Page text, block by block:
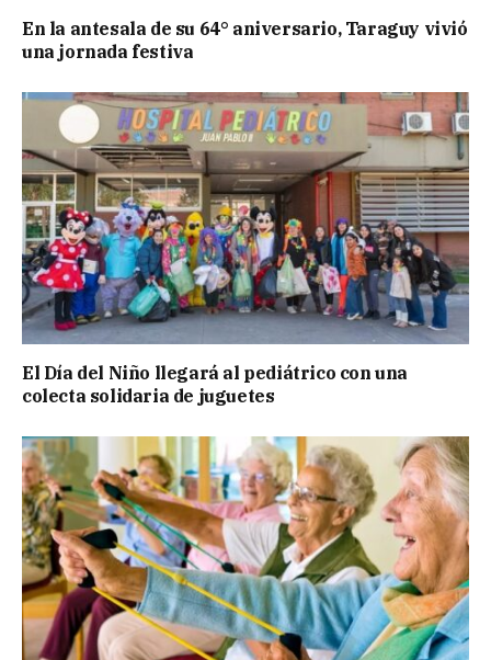
En la antesala de su 64° aniversario, Taraguy vivió
una jornada festiva
El Día del Niño llegará al pediátrico con una
colecta solidaria de juguetes